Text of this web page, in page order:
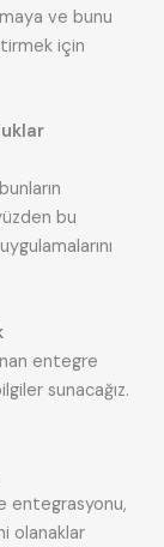
ve bunu
için
bu
entegre
sunacağız.
entegrasyonu,
olanaklar